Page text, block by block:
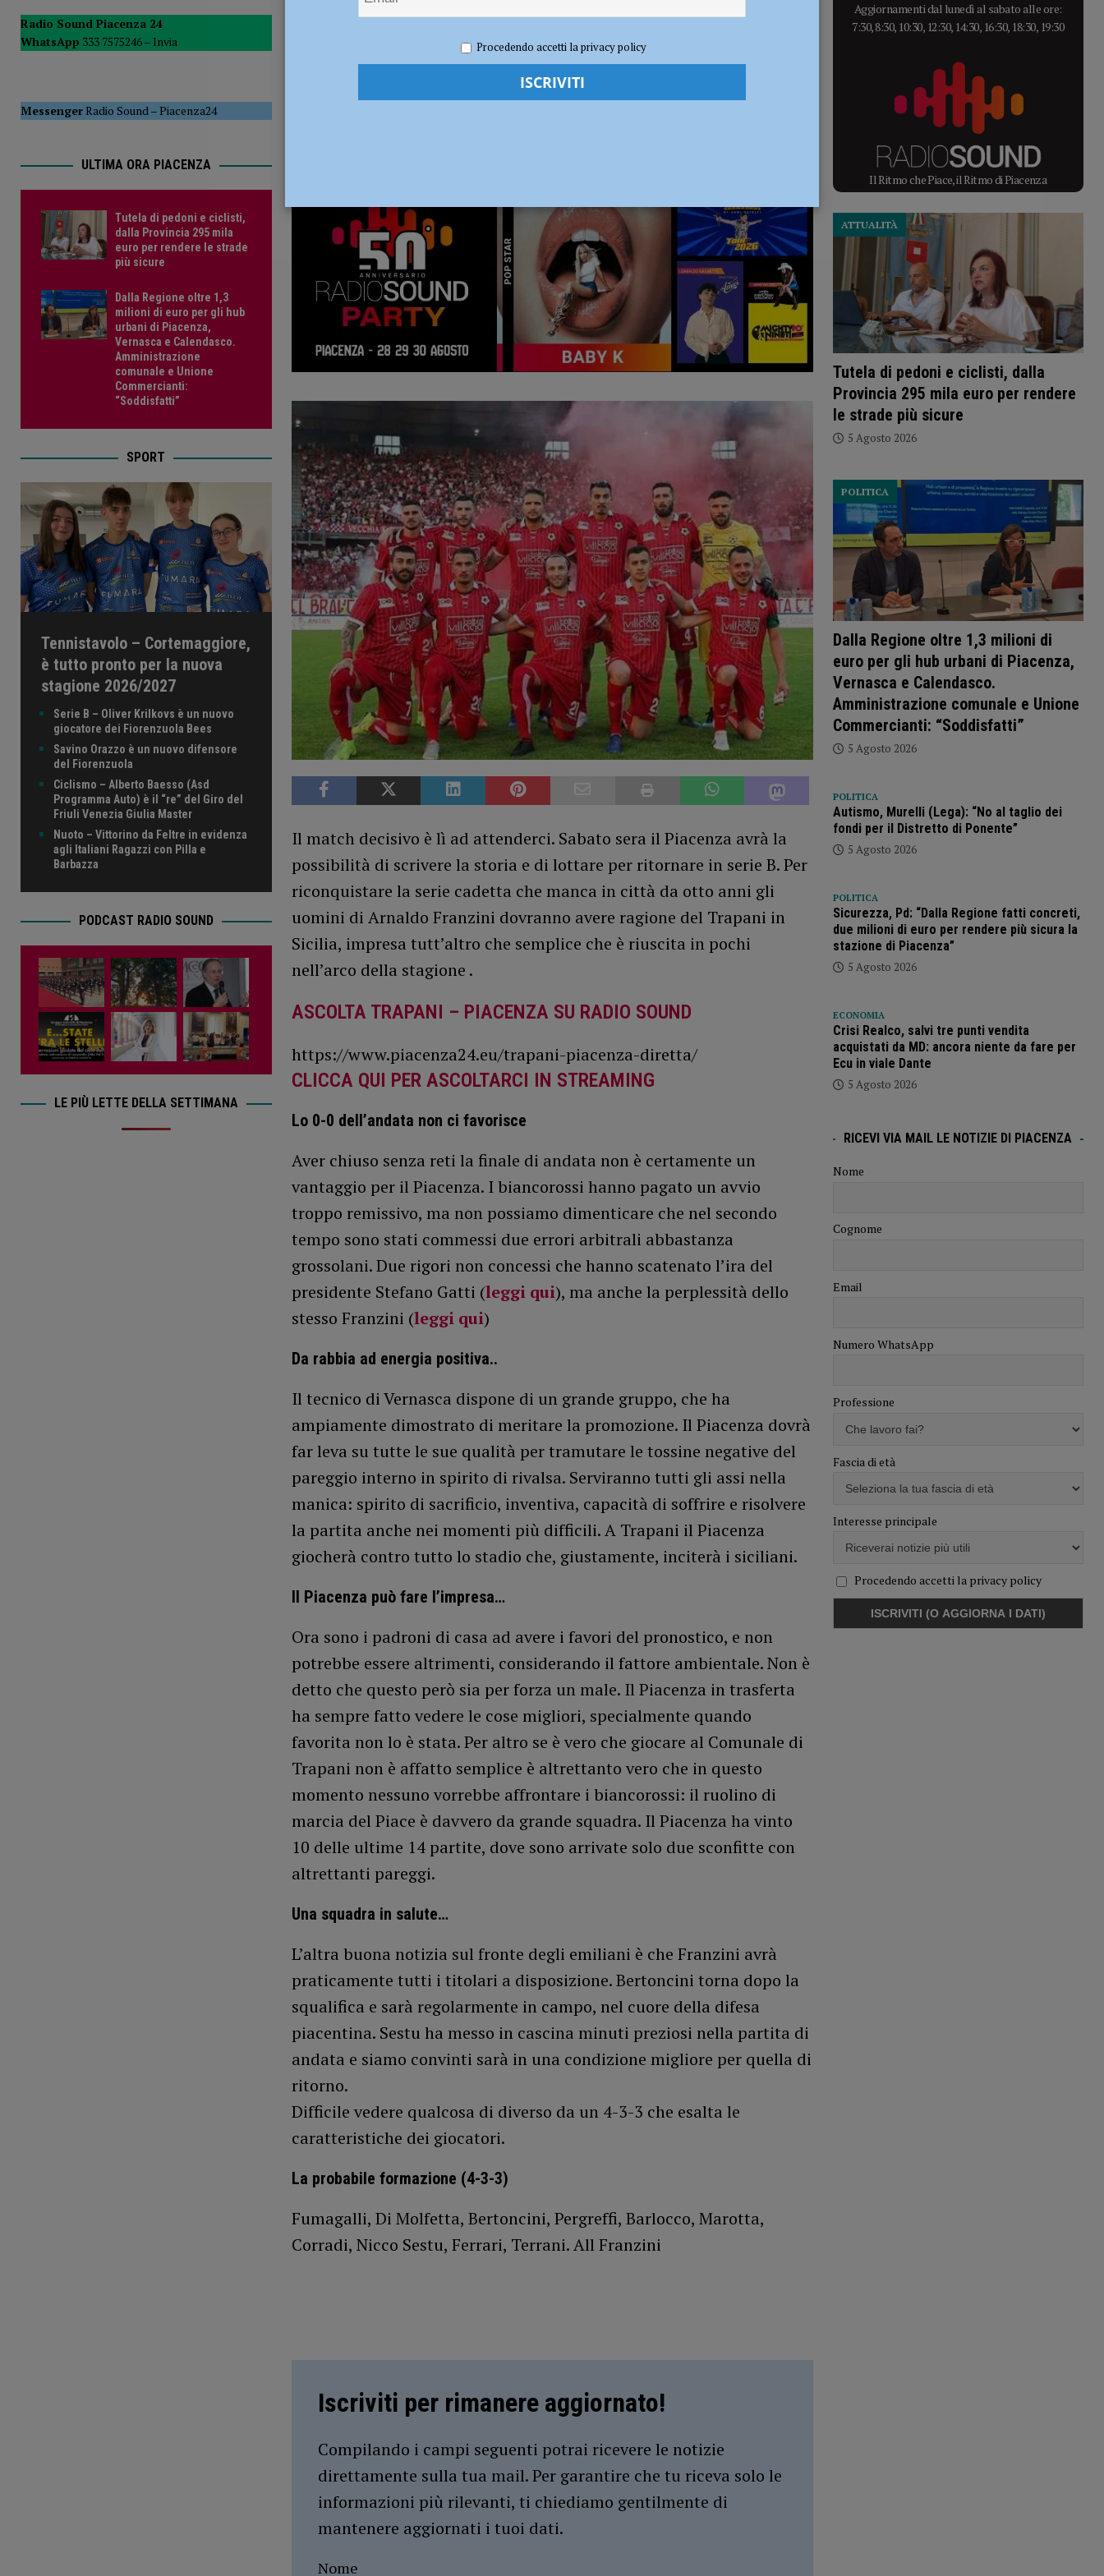
POLITICA
[ 5 Agosto 2026 ] Caldo estremo e asili nido, Tagliaferri (FdI): “Verificare subito la situazione nella provincia di Piacenza”
Il match decisivo è lì ad attenderci. Sabato sera il Piacenza avrà la
possibilità di scrivere la storia e di lottare per ritornare in serie B. Per
riconquistare la serie cadetta che manca in città da otto anni gli
uomini di Arnaldo Franzini dovranno avere ragione del Trapani in
Sicilia, impresa tutt’altro che semplice che è riuscita in pochi
nell’arco della stagione .
ASCOLTA TRAPANI – PIACENZA SU RADIO SOUND
https://www.piacenza24.eu/trapani-piacenza-diretta/
CLICCA QUI PER ASCOLTARCI IN STREAMING
Lo 0-0 dell’andata non ci favorisce
Aver chiuso senza reti la finale di andata non è certamente un
vantaggio per il Piacenza. I biancorossi hanno pagato un avvio
troppo remissivo, ma non possiamo dimenticare che nel secondo
tempo sono stati commessi due errori arbitrali abbastanza
grossolani. Due rigori non concessi che hanno scatenato l’ira del
presidente Stefano Gatti (leggi qui), ma anche la perplessità dello
stesso Franzini (leggi qui)
Da rabbia ad energia positiva..
Il tecnico di Vernasca dispone di un grande gruppo, che ha
ampiamente dimostrato di meritare la promozione. Il Piacenza dovrà
far leva su tutte le sue qualità per tramutare le tossine negative del
pareggio interno in spirito di rivalsa. Serviranno tutti gli assi nella
manica: spirito di sacrificio, inventiva, capacità di soffrire e risolvere
la partita anche nei momenti più difficili. A Trapani il Piacenza
giocherà contro tutto lo stadio che, giustamente, inciterà i siciliani.
Il Piacenza può fare l’impresa…
Ora sono i padroni di casa ad avere i favori del pronostico, e non
potrebbe essere altrimenti, considerando il fattore ambientale. Non è
detto che questo però sia per forza un male. Il Piacenza in trasferta
ha sempre fatto vedere le cose migliori, specialmente quando
favorita non lo è stata. Per altro se è vero che giocare al Comunale di
Trapani non è affatto semplice è altrettanto vero che in questo
momento nessuno vorrebbe affrontare i biancorossi: il ruolino di
marcia del Piace è davvero da grande squadra. Il Piacenza ha vinto
10 delle ultime 14 partite, dove sono arrivate solo due sconfitte con
altrettanti pareggi.
Una squadra in salute…
L’altra buona notizia sul fronte degli emiliani è che Franzini avrà
praticamente tutti i titolari a disposizione. Bertoncini torna dopo la
squalifica e sarà regolarmente in campo, nel cuore della difesa
piacentina. Sestu ha messo in cascina minuti preziosi nella partita di
andata e siamo convinti sarà in una condizione migliore per quella di
ritorno.
Difficile vedere qualcosa di diverso da un 4-3-3 che esalta le
caratteristiche dei giocatori.
La probabile formazione (4-3-3)
Fumagalli, Di Molfetta, Bertoncini, Pergreffi, Barlocco, Marotta,
Corradi, Nicco Sestu, Ferrari, Terrani. All Franzini
Iscriviti per rimanere aggiornato!
Compilando i campi seguenti potrai ricevere le notizie
direttamente sulla tua mail. Per garantire che tu riceva solo le
informazioni più rilevanti, ti chiediamo gentilmente di
mantenere aggiornati i tuoi dati.
Nome
Radio Sound Piacenza 24
WhatsApp 333 7575246 – Invia
MessengerRadio Sound–Piacenza24
ULTIMA ORA PIACENZA
Tutela di pedoni e ciclisti,
dalla Provincia 295 mila
euro per rendere le strade
più sicure
Dalla Regione oltre 1,3
milioni di euro per gli hub
urbani di Piacenza,
Vernasca e Calendasco.
Amministrazione
comunale e Unione
Commercianti:
“Soddisfatti”
SPORT
Tennistavolo – Cortemaggiore,
è tutto pronto per la nuova
stagione 2026/2027
Serie B – Oliver Krilkovs è un nuovo
giocatore dei Fiorenzuola Bees
Savino Orazzo è un nuovo difensore
del Fiorenzuola
Ciclismo – Alberto Baesso (Asd
Programma Auto) è il “re” del Giro del
Friuli Venezia Giulia Master
Nuoto – Vittorino da Feltre in evidenza
agli Italiani Ragazzi con Pilla e
Barbazza
PODCAST RADIO SOUND
LE PIÙ LETTE DELLA SETTIMANA
Aggiornamenti dal lunedì al sabato alle ore:
7:30, 8:30, 10:30, 12:30, 14:30, 16:30, 18:30, 19:30
Il Ritmo che Piace, il Ritmo di Piacenza
Tutela di pedoni e ciclisti, dalla
Provincia 295 mila euro per rendere
le strade più sicure
ATTUALITÀ
5 Agosto 2026
Dalla Regione oltre 1,3 milioni di
euro per gli hub urbani di Piacenza,
Vernasca e Calendasco.
Amministrazione comunale e Unione
Commercianti: “Soddisfatti”
POLITICA
5 Agosto 2026
POLITICA
Autismo, Murelli (Lega): “No al taglio dei
fondi per il Distretto di Ponente”
5 Agosto 2026
POLITICA
Sicurezza, Pd: “Dalla Regione fatti concreti,
due milioni di euro per rendere più sicura la
stazione di Piacenza”
5 Agosto 2026
ECONOMIA
Crisi Realco, salvi tre punti vendita
acquistati da MD: ancora niente da fare per
Ecu in viale Dante
5 Agosto 2026
RICEVI VIA MAIL LE NOTIZIE DI PIACENZA
Nome
Cognome
Email
Numero WhatsApp
Professione
Fascia di età
Interesse principale
Procedendo accetti la privacy policy
Procedendo accetti la privacy policy